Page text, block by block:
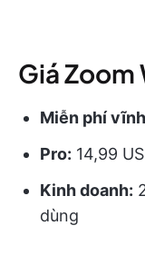
Giá
Miễn phí
Pro: 14,99
Kinh doanh:
dùng